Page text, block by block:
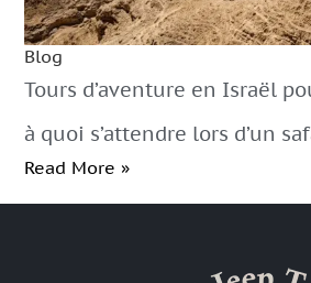
Blog
Tours d’aventure en Israël
à quoi s’attendre lors d’un
Read More »